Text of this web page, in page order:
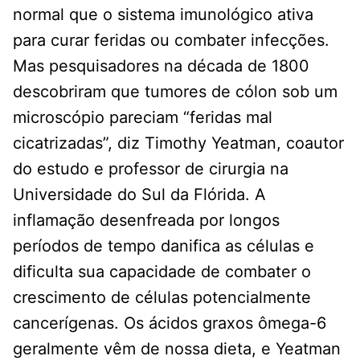
normal que o sistema imunológico ativa
para curar feridas ou combater infecções.
Mas pesquisadores na década de 1800
descobriram que tumores de cólon sob um
microscópio pareciam “feridas mal
cicatrizadas”, diz Timothy Yeatman, coautor
do estudo e professor de cirurgia na
Universidade do Sul da Flórida. A
inflamação desenfreada por longos
períodos de tempo danifica as células e
dificulta sua capacidade de combater o
crescimento de células potencialmente
cancerígenas. Os ácidos graxos ômega-6
geralmente vêm de nossa dieta, e Yeatman